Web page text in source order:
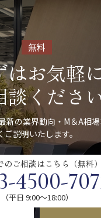
無料
はお気軽
談くださ
新の業界動向・M＆A相
ご説明いたします。
のご相談はこちら（無料）
4500-
（平日 9:00〜18:00）